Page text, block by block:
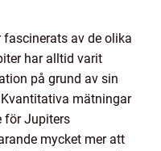
av de olika
har alltid varit
på grund av sin
mätningar
för Jupiters
mycket mer att